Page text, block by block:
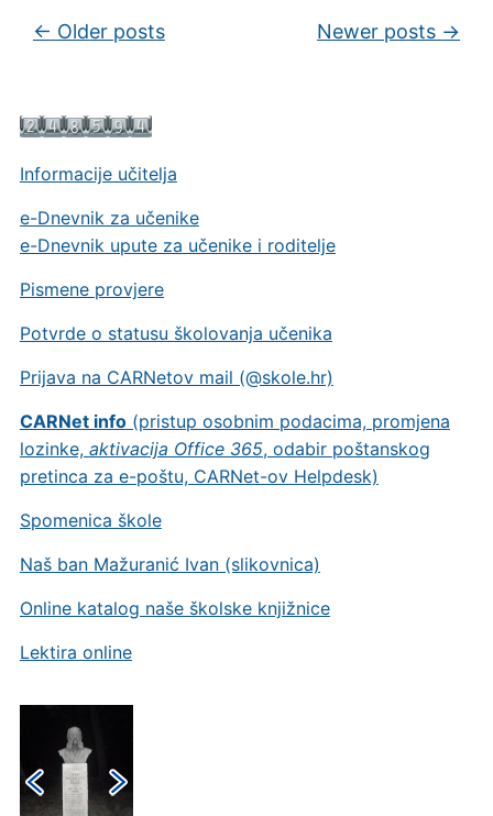
Informacije učitelja
e-Dnevnik za učenike
e-Dnevnik upute za učenike i roditelje
Pismene provjere
Potvrde o statusu školovanja učenika
Prijava na CARNetov mail (@skole.hr)
CARNet info(pristup osobnim podacima, promjena
lozinke, aktivacija Office 365, odabir poštanskog
pretinca za e-poštu, CARNet-ov Helpdesk)
Spomenica škole
Naš ban Mažuranić Ivan (slikovnica)
Online katalog naše školske knjižnice
Lektira online
Post navigation
← Older posts Newer posts →